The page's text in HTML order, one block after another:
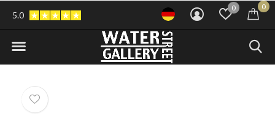
0 0
5.0